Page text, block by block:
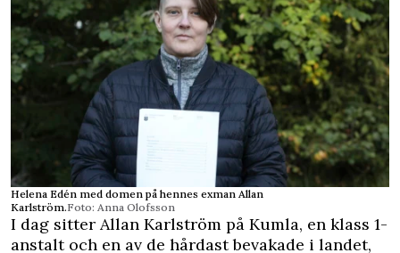
Helena Edén med domen på hennes exman Allan
Karlström.Foto: Anna Olofsson
I dag sitter Allan Karlström på Kumla, en klass 1-
anstalt och en av de hårdast bevakade i landet,